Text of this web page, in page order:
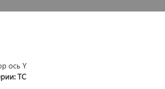
ось Y
TC